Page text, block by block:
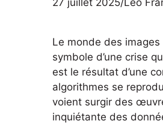
27 juillet 2025/Leo
Le monde des images
symbole d’une crise
est le résultat d’une
algorithmes se
voient surgir des
inquiétante des